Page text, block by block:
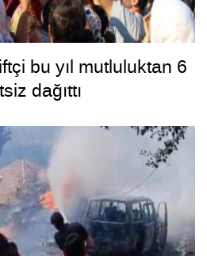
bu yıl mutluluktan 6
dağıttı